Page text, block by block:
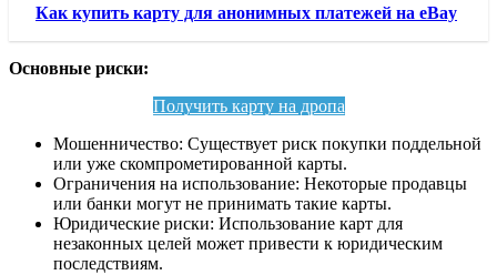
Как купить карту для анонимных платежей на eBay
Основные риски:
Получить карту на дропа
Мошенничество: Существует риск покупки поддельной
или уже скомпрометированной карты.
Ограничения на использование: Некоторые продавцы
или банки могут не принимать такие карты.
Юридические риски: Использование карт для
незаконных целей может привести к юридическим
последствиям.